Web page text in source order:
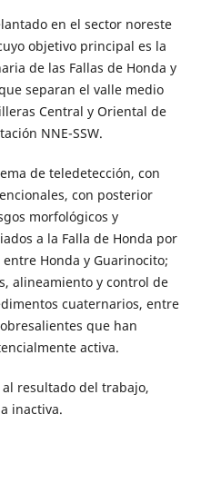
en el sector noreste
objetivo principal es la
de las Fallas de Honda y
separan el valle medio
Central y Oriental de
NNE-SSW.
de teledetección, con
con posterior
morfológicos y
a la Falla de Honda por
Honda y Guarinocito;
alineamiento y control de
cuaternarios, entre
que han
activa.
resultado del trabajo,
inactiva.